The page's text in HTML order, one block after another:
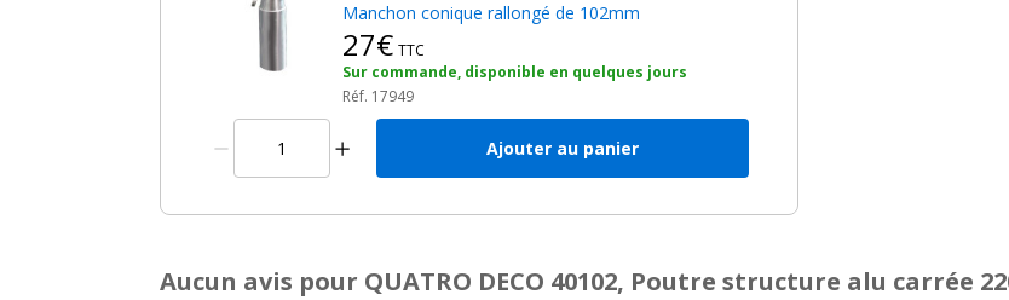
Manchon conique rallongé de 102mm
27€ TTC
Sur commande, disponible en quelques jours
Réf. 17949
Ajouter au panier
Aucun avis pour QUATRO DECO 40102, Poutre structure alu carrée